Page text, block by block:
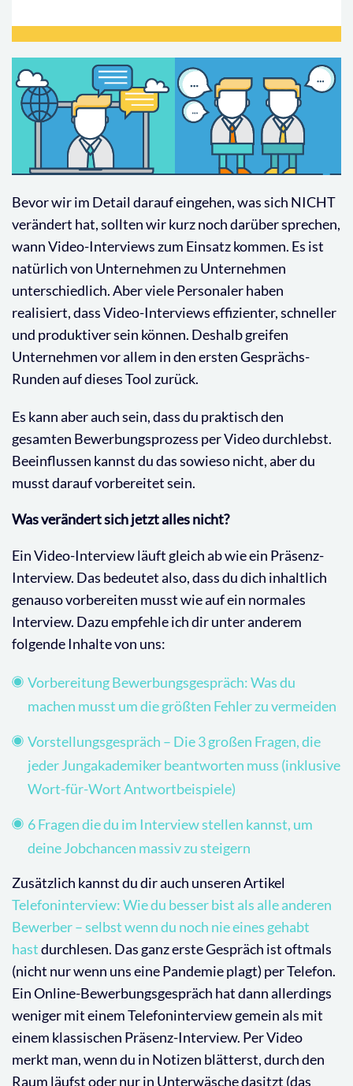
Bevor wir im Detail darauf eingehen, was sich NICHT
verändert hat, sollten wir kurz noch darüber sprechen,
wann Video-Interviews zum Einsatz kommen. Es ist
natürlich von Unternehmen zu Unternehmen
unterschiedlich. Aber viele Personaler haben
realisiert, dass Video-Interviews effizienter, schneller
und produktiver sein können. Deshalb greifen
Unternehmen vor allem in den ersten Gesprächs-
Runden auf dieses Tool zurück.
Es kann aber auch sein, dass du praktisch den
gesamten Bewerbungsprozess per Video durchlebst.
Beeinflussen kannst du das sowieso nicht, aber du
musst darauf vorbereitet sein.
Was verändert sich jetzt alles nicht?
Ein Video-Interview läuft gleich ab wie ein Präsenz-
Interview. Das bedeutet also, dass du dich inhaltlich
genauso vorbereiten musst wie auf ein normales
Interview. Dazu empfehle ich dir unter anderem
folgende Inhalte von uns:
Vorbereitung Bewerbungsgespräch: Was du
machen musst um die größten Fehler zu vermeiden
Vorstellungsgespräch – Die 3 großen Fragen, die
jeder Jungakademiker beantworten muss (inklusive
Wort-für-Wort Antwortbeispiele)
6 Fragen die du im Interview stellen kannst, um
deine Jobchancen massiv zu steigern
Zusätzlich kannst du dir auch unseren Artikel
Telefoninterview: Wie du besser bist als alle anderen
Bewerber – selbst wenn du noch nie eines gehabt
hastdurchlesen. Das ganz erste Gespräch ist oftmals
(nicht nur wenn uns eine Pandemie plagt) per Telefon.
Ein Online-Bewerbungsgespräch hat dann allerdings
weniger mit einem Telefoninterview gemein als mit
einem klassischen Präsenz-Interview. Per Video
merkt man, wenn du in Notizen blätterst, durch den
Raum läufst oder nur in Unterwäsche dasitzt (das